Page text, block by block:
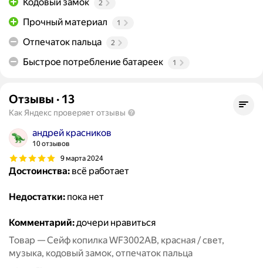
2
Прочный материал 1
Отпечаток пальца 2
Быстрое потребление батареек 1
Отзывы · 13
Как Яндекс проверяет отзывы
андрей красников
10 отзывов
9 марта 2024
Достоинства: всё работает
Недостатки: пока нет
Комментарий:дочери нравиться
Товар — Сейф копилка WF3002AB, красная / свет,
музыка, кодовый замок, отпечаток пальца